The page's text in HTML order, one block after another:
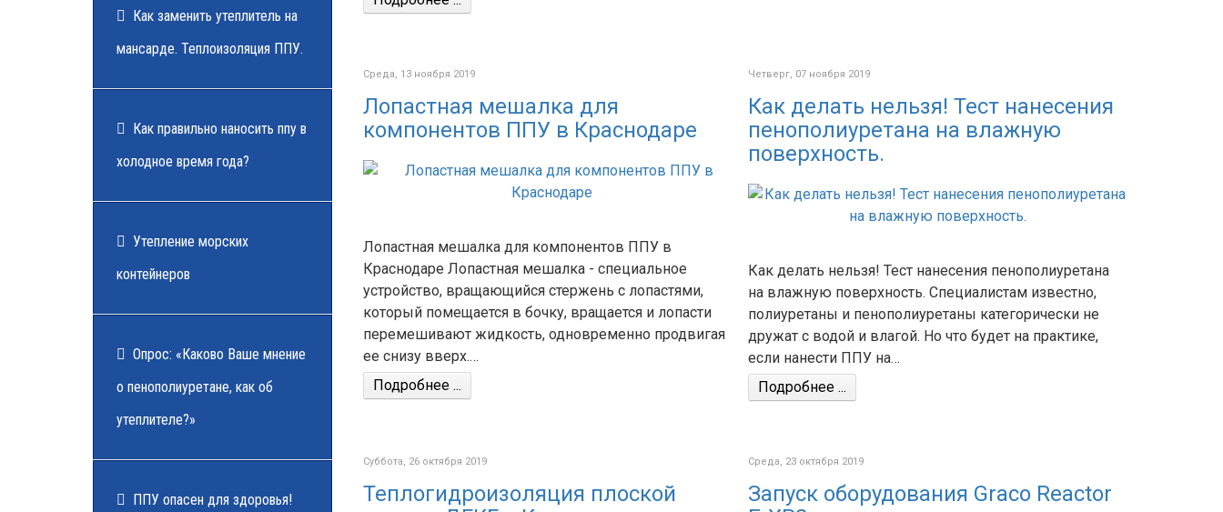
Как заменить утеплитель на
мансарде. Теплоизоляция ППУ.
Как правильно наносить ппу в
холодное время года?
Утепление морских
контейнеров
Опрос: «Каково Ваше мнение
о пенополиуретане, как об
утеплителе?»
ППУ опасен для здоровья!
Среда, 13 ноября 2019
Лопастная мешалка для
компонентов ППУ в Краснодаре
Лопастная мешалка для компонентов ППУ в
Краснодаре Лопастная мешалка - специальное
устройство, вращающийся стержень с лопастями,
который помещается в бочку, вращается и лопасти
перемешивают жидкость, одновременно продвигая
ее снизу вверх.…
Подробнее ...
Четверг, 07 ноября 2019
Как делать нельзя! Тест нанесения
пенополиуретана на влажную
поверхность.
Как делать нельзя! Тест нанесения пенополиуретана
на влажную поверхность. Специалистам известно,
полиуретаны и пенополиуретаны категорически не
дружат с водой и влагой. Но что будет на практике,
если нанести ППУ на…
Подробнее ...
Суббота, 26 октября 2019
Теплогидроизоляция плоской
Среда, 23 октября 2019
Запуск оборудования Graco Reactor